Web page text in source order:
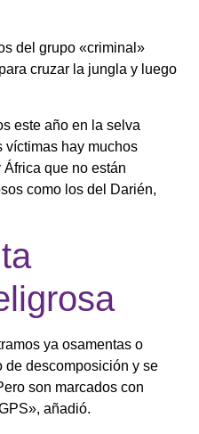
del grupo «criminal»
cruzar la jungla y luego
este año en la selva
víctimas hay muchos
que no están
como los del Darién,
ya osamentas o
de descomposición y se
son marcados con
añadió.